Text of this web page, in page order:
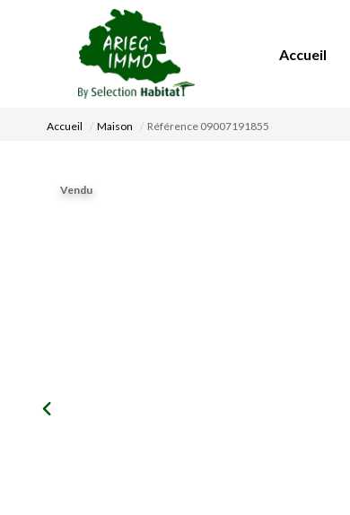
Accueil
Accueil Maison Référence 09007191855
Vendu